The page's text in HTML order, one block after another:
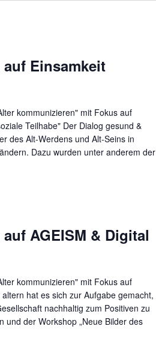
Einsamkeit
kommunizieren" mit Fokus auf
Teilhabe" Der Dialog gesund &
des Alt-Werdens und Alt-Seins in
Dazu wurden unter anderem der
AGEISM & Digital
kommunizieren" mit Fokus auf
hat es sich zur Aufgabe gemacht,
nachhaltig zum Positiven zu
der Workshop „Neue Bilder des